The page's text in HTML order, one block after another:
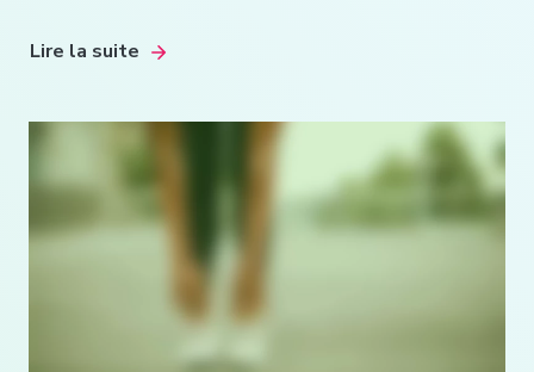
Lire la suite